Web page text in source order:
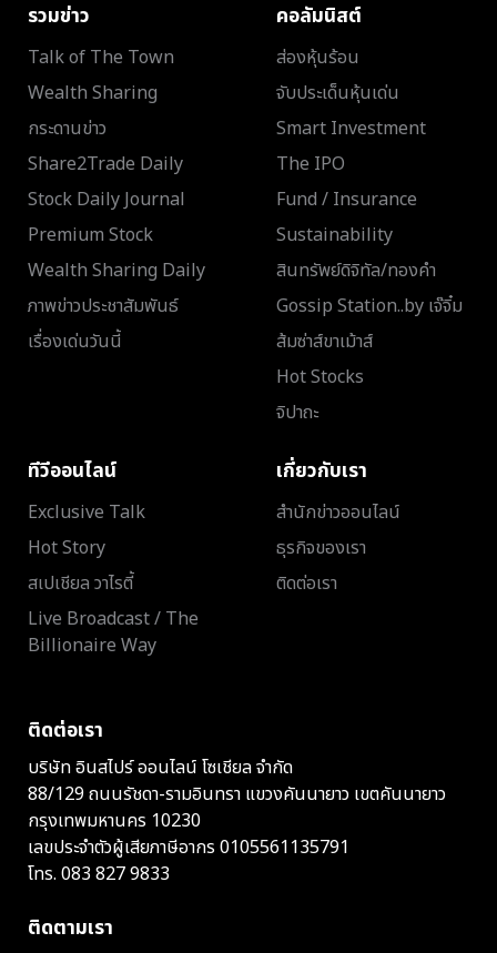
รวมข่าว
Talk of The Town
Wealth Sharing
กระดานข่าว
Share2Trade Daily
Stock Daily Journal
Premium Stock
Wealth Sharing Daily
ภาพข่าวประชาสัมพันธ์
เรื่องเด่นวันนี้
คอลัมนิสต์
ส่องหุ้นร้อน
จับประเด็นหุ้นเด่น
Smart Investment
The IPO
Fund / Insurance
Sustainability
สินทรัพย์ดิจิทัล/ทองคำ
Gossip Station..by เจ๊จิ๋ม
ส้มซ่าส์ขาเม้าส์
Hot Stocks
จิปาถะ
ทีวีออนไลน์
Exclusive Talk
Hot Story
สเปเชียล วาไรตี้
Live Broadcast / The
Billionaire Way
เกี่ยวกับเรา
สำนักข่าวออนไลน์
ธุรกิจของเรา
ติดต่อเรา
ติดต่อเรา
บริษัท อินสไปร์ ออนไลน์ โซเชียล จำกัด
88/129 ถนนรัชดา-รามอินทรา แขวงคันนายาว เขตคันนายาว
กรุงเทพมหานคร 10230
เลขประจำตัวผู้เสียภาษีอากร 0105561135791
โทร. 083 827 9833
ติดตามเรา